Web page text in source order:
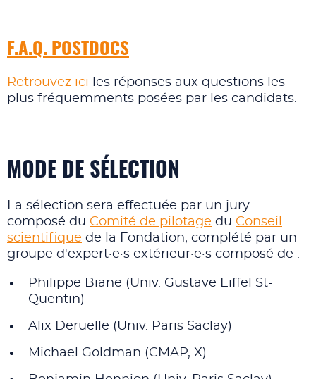
F.A.Q. POSTDOCS
Retrouvez ici
les réponses aux questions les
plus fréquemments posées par les candidats.
MODE DE SÉLECTION
La sélection sera effectuée par un jury
composé du Comité de pilotage du Conseil
scientifique de la Fondation, complété par un
groupe d'expert·e·s extérieur·e·s composé de :
Philippe Biane (Univ. Gustave Eiffel St-
Quentin)
Alix Deruelle (Univ. Paris Saclay)
Michael Goldman (CMAP, X)